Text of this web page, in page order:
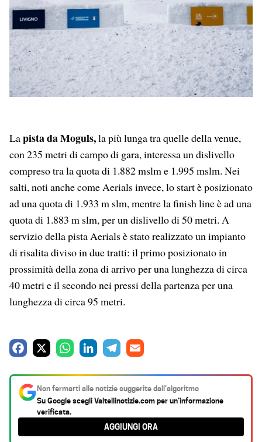
Lapista da Moguls,la più lunga tra quelle della venue,
con 235 metri di campo di gara, interessa un dislivello
compreso tra la quota di 1.882 mslm e 1.995 mslm. Nei
salti, noti anche come Aerials invece, lo start è posizionato
ad una quota di 1.933 m slm, mentre la finish line è ad una
quota di 1.883 m slm, per un dislivello di 50 metri. A
servizio della pista Aerials è stato realizzato un impianto
di risalita diviso in due tratti: il primo posizionato in
prossimità della zona di arrivo per una lunghezza di circa
40 metri e il secondo nei pressi della partenza per una
lunghezza di circa 95 metri.
c
e
b
o
X
W
t
s
A
k
e
d
e
g
r
a
i
l
Non fermarti alle notizie suggerite dall’algoritmo
Su Google scegliValtellinotizie.comper un’informazione
verificata.
AGGIUNGI ORA